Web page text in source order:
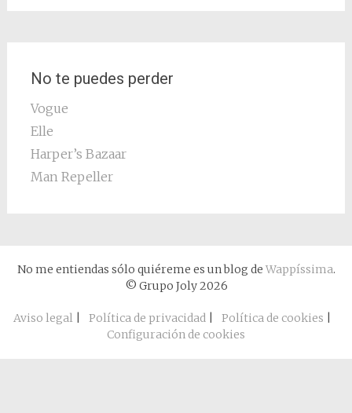
No te puedes perder
Vogue
Elle
Harper’s Bazaar
Man Repeller
No me entiendas sólo quiéreme es un blog de Wappíssima.
© Grupo Joly 2026
Aviso legal| Política de privacidad| Política de cookies
Configuración de cookies